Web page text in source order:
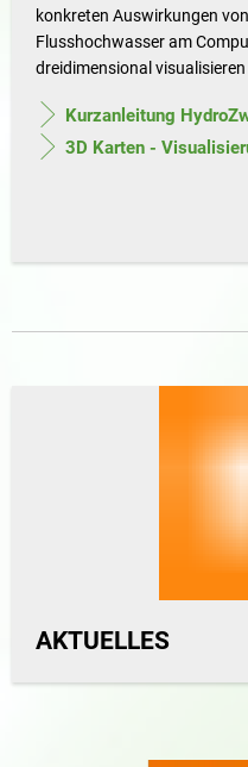
konkreten Auswirkungen
Flusshochwasser am
dreidimensional
Kurzanleitung
3D Karten -
AKTUELLES